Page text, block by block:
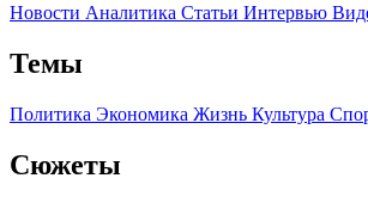
Новости Аналитика Статьи Интервью
Темы
Политика Экономика Жизнь Культура
Сюжеты